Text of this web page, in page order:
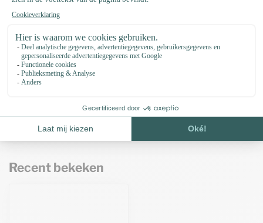
Tijdelijk niet op voorraad. Binnenkort
terug!
Op voorraad
Recent bekeken